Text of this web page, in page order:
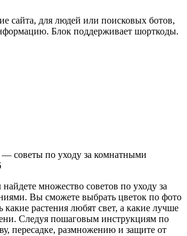
сайта, для людей или поисковых ботов,
Блок поддерживает шорткоды.
советы по уходу за комнатными
множество советов по уходу за
Вы сможете выбрать цветок по фото
растения любят свет, а какие лучше
Следуя пошаговым инструкциям по
пересадке, размножению и защите от